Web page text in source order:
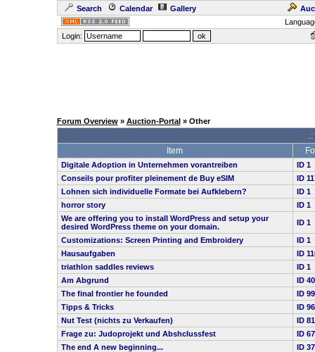
Search Calendar Gallery
Login:
Forum Overview» Auction-Portal » Other
Item
Digitale Adoption in Unternehmen vorantreiben
ID 1
Conseils pour profiter pleinement de Buy eSIM
ID
Lohnen sich individuelle Formate bei Aufklebern?
ID 1
horror story
ID 1
We are offering you to install WordPress and setup your
desired WordPress theme on your domain.
ID 1
Customizations: Screen Printing and Embroidery
ID 1
Hausaufgaben
ID
triathlon saddles reviews
ID 1
Am Abgrund
ID
The final frontier he founded
ID
Tipps & Tricks
ID
Nut Test (nichts zu Verkaufen)
ID
Frage zu: Judoprojekt und Abshclussfest
ID
The end A new beginning...
ID